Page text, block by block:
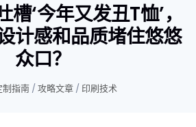
‘今年又发丑T恤’，
计感和品质堵住悠悠
众口？
制指南 / 攻略文章 / 印刷技术